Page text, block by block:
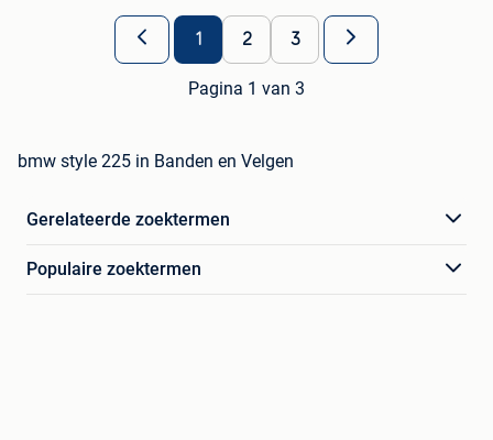
1 2 3
Pagina 1 van 3
bmw style 225 in Banden en Velgen
Gerelateerde zoektermen
Populaire zoektermen